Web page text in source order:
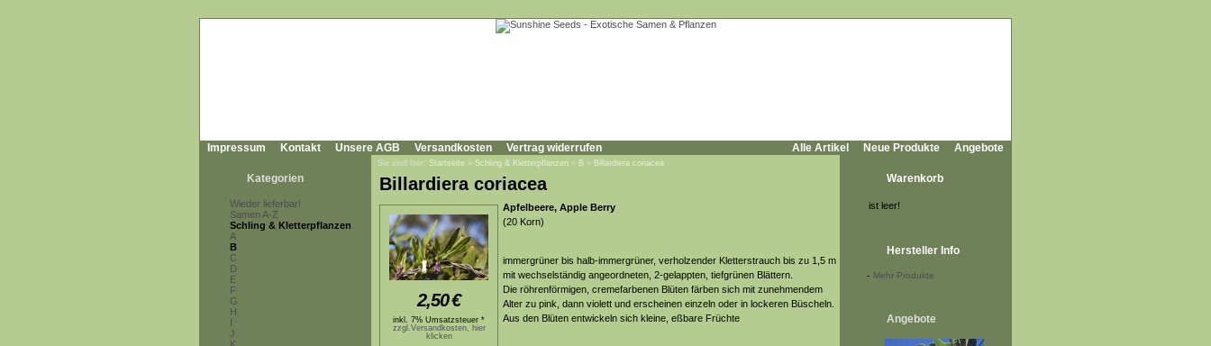
Impressum Kontakt Unsere AGB Versandkosten Vertrag widerrufen Alle Artikel Neue Produkte Angebote
Kategorien
Wieder lieferbar!
Samen A-Z
Schling & Kletterpflanzen
A
B
C
D
E
F
G
H
I
J
Sie sind hier: Startseite » Schling & Kletterpflanzen » B » Billardiera coriacea
Billardiera coriacea
2,50€
inkl. 7% Umsatzsteuer *
zzgl.Versandkosten, hier
klicken
Apfelbeere, Apple Berry
(20 Korn)
immergrüner bis halb-immergrüner, verholzender Kletterstrauch bis zu 1,5 m
mit wechselständig angeordneten, 2-gelappten, tiefgrünen Blättern.
Die röhrenförmigen, cremefarbenen Blüten färben sich mit zunehmendem
Alter zu pink, dann violett und erscheinen einzeln oder in lockeren Büscheln.
Aus den Blüten entwickeln sich kleine, eßbare Früchte
Warenkorb
ist leer!
Hersteller Info
- Mehr Produkte
Angebote